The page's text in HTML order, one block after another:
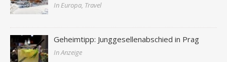
In Europa, Travel
Geheimtipp: Junggesellenabschied in Prag
In Anzeige